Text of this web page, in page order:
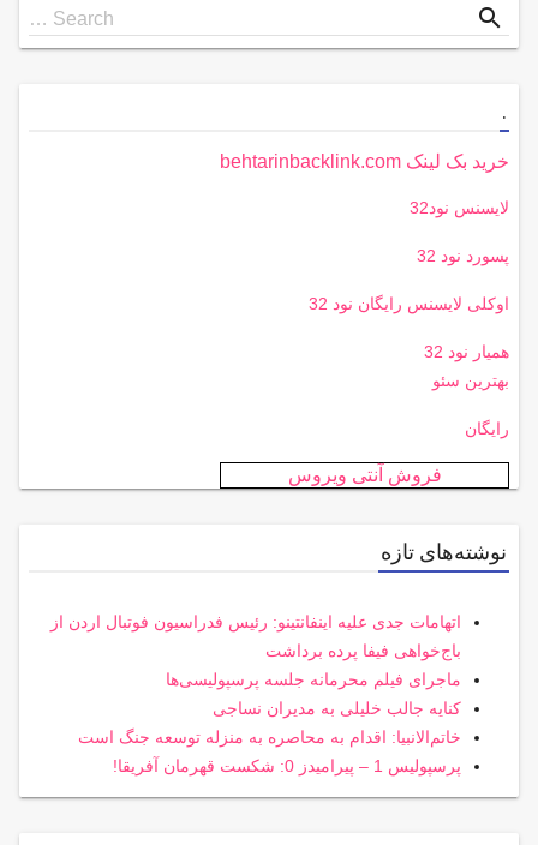
Search
for
Search … search
.
خرید بک لینک behtarinbacklink.com
لایسنس نود32
پسورد نود 32
اوکلی لایسنس رایگان نود 32
همیار نود 32
بهترین سئو
رایگان
فروش آنتی ویروس
نوشته‌های تازه
اتهامات جدی علیه اینفانتینو: رئیس فدراسیون فوتبال اردن از
باج‌خواهی فیفا پرده برداشت
ماجرای فیلم محرمانه جلسه پرسپولیسی‌ها
کنایه جالب خلیلی به مدیران نساجی
خاتم‌الانبیا: اقدام به محاصره به منزله توسعه جنگ است
پرسپولیس 1 – پیرامیدز 0: شکست قهرمان آفریقا!